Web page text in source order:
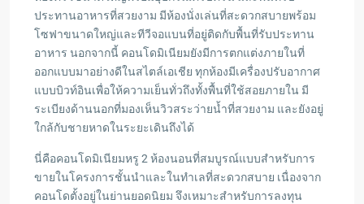
ประทานอาหารที่สวยงาม มีห้องนั่งเล่นที่สะดวกสบายพร้อม
โซฟาขนาดใหญ่และทีวีจอแบนที่อยู่ติดกับพื้นที่รับประทาน
อาหาร นอกจากนี้ คอนโดมิเนียมยังมีการตกแต่งภายในที่
ออกแบบมาอย่างดีในสไตล์เอเชีย ทุกห้องมีเครื่องปรับอากาศ
แบบบิวท์อินเพื่อให้ความเย็นทั่วถึงทั้งพื้นที่ใช้สอยภายใน มี
ระเบียงด้านนอกที่มองเห็นวิวสระว่ายน้ำที่สวยงาม และยังอยู่
ใกล้กับชายหาดในระยะเดินถึงได้
นี่คือคอนโดมิเนียมหรู 2 ห้องนอนที่สมบูรณ์แบบสำหรับการ
ขายในโครงการชั้นนำและในทำเลที่สะดวกสบาย เนื่องจาก
คอนโดตั้งอยู่ในย่านยอดนิยม จึงเหมาะสำหรับการลงทุน